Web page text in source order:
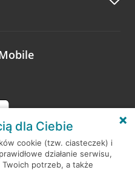
nami opinią o wizycie.
dla Ciebie
cookie (tzw. ciasteczek) i
działanie serwisu,
potrzeb, a także